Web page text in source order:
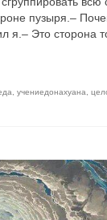
пузыря.–
я.– Это сторона
учениедонахуана